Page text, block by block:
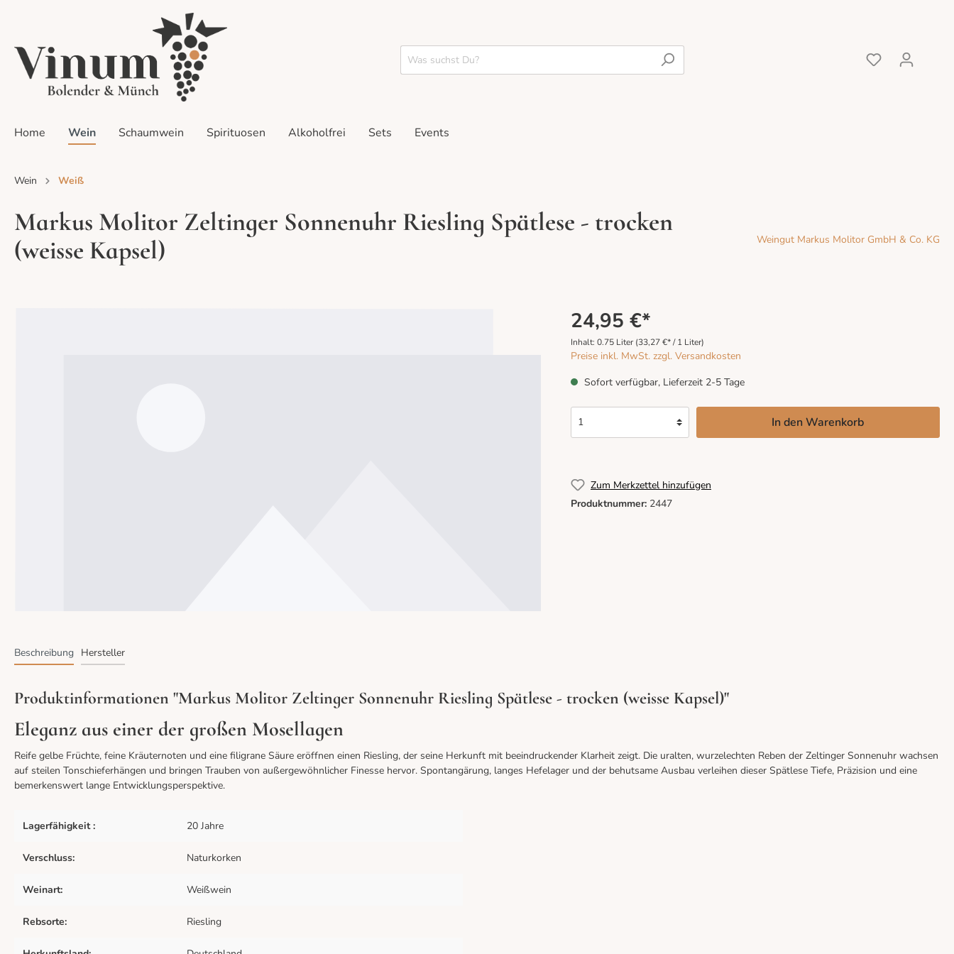
Home Wein Schaumwein Spirituosen Alkoholfrei Sets Events
Alle Weine Weiß Rosé
Zur Kategorie Sets
Alle Sets Probierpakete Geschenke
Alle Events Home-Tastings Tastings vor Ort
Wein Weiß
Markus Molitor Zeltinger Sonnenuhr Riesling Spätlese - trocken
(weisse Kapsel)
Weingut Markus Molitor GmbH & Co. KG
24,95 €*
Inhalt: 0.75 Liter (33,27 €* / 1 Liter)
Preise inkl. MwSt. zzgl. Versandkosten
Sofort verfügbar, Lieferzeit 2-5 Tage
In den Warenkorb
Zum Merkzettel hinzufügen
Produktnummer: 2447
Beschreibung Hersteller
Produktinformationen "Markus Molitor Zeltinger Sonnenuhr Riesling Spätlese - trocken (weisse Kapsel)"
Eleganz aus einer der großen Mosellagen
Reife gelbe Früchte, feine Kräuternoten und eine filigrane Säure eröffnen einen Riesling, der seine Herkunft mit beeindruckender Klarheit zeigt. Die uralten, wurzelechten Reben der Zeltinger Sonnenuhr wachsen
auf steilen Tonschieferhängen und bringen Trauben von außergewöhnlicher Finesse hervor. Spontangärung, langes Hefelager und der behutsame Ausbau verleihen dieser Spätlese Tiefe, Präzision und eine
bemerkenswert lange Entwicklungsperspektive.
Lagerfähigkeit : 20 Jahre
Verschluss: Naturkorken
Weinart: Weißwein
Rebsorte: Riesling